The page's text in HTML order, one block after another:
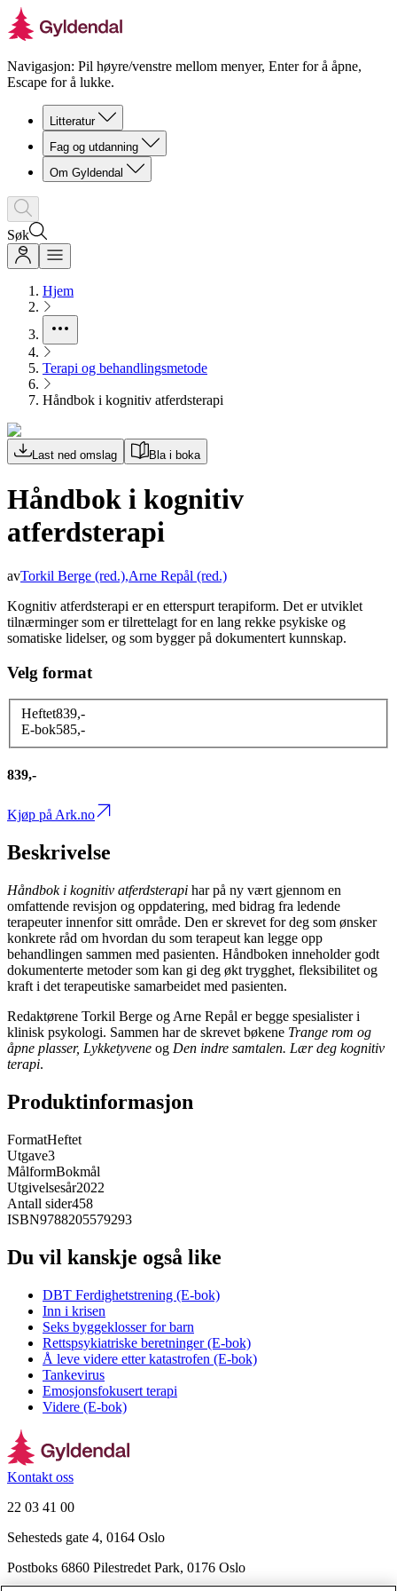
Navigasjon: Pil høyre/venstre mellom menyer, Enter for å åpne,
Escape for å lukke.
Litteratur
Fag og utdanning
Om Gyldendal
Søk
Hjem
Terapi og behandlingsmetode
Håndbok i kognitiv atferdsterapi
Last ned omslag Bla i boka
Håndbok i kognitiv
atferdsterapi
avTorkil Berge (red.),Arne Repål (red.)
Kognitiv atferdsterapi er en etterspurt terapiform. Det er utviklet
tilnærminger som er tilrettelagt for en lang rekke psykiske og
somatiske lidelser, og som bygger på dokumentert kunnskap.
Velg format
Heftet839,-
E-bok585,-
839,-
Kjøp på Ark.no
Beskrivelse
Håndbok i kognitiv atferdsterapi har på ny vært gjennom en
omfattende revisjon og oppdatering, med bidrag fra ledende
terapeuter innenfor sitt område. Den er skrevet for deg som ønsker
konkrete råd om hvordan du som terapeut kan legge opp
behandlingen sammen med pasienten. Håndboken inneholder godt
dokumenterte metoder som kan gi deg økt trygghet, fleksibilitet og
kraft i det terapeutiske samarbeidet med pasienten.
Redaktørene Torkil Berge og Arne Repål er begge spesialister i
klinisk psykologi. Sammen har de skrevet bøkene Trange rom og
åpne plasser, Lykketyvene og Den indre samtalen. Lær deg kognitiv
terapi.
Produktinformasjon
FormatHeftet
Utgave3
MålformBokmål
Utgivelsesår2022
Antall sider458
ISBN9788205579293
Du vil kanskje også like
DBT Ferdighetstrening (E-bok)
Inn i krisen
Seks byggeklosser for barn
Rettspsykiatriske beretninger (E-bok)
Å leve videre etter katastrofen (E-bok)
Tankevirus
Emosjonsfokusert terapi
Videre (E-bok)
Kontakt oss
22 03 41 00
Sehesteds gate 4, 0164 Oslo
Postboks 6860 Pilestredet Park, 0176 Oslo